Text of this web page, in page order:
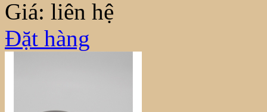
Giá: liên hệ
Đặt hàng